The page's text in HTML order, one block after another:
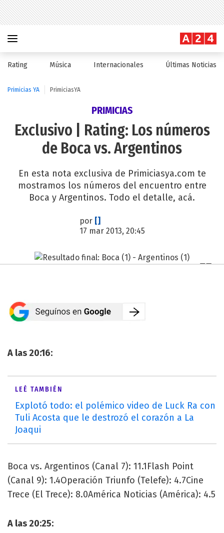
Rating Música Internacionales Últimas Noticias
Primicias YA PrimiciasYA
PRIMICIAS
Exclusivo | Rating: Los números
de Boca vs. Argentinos
En esta nota exclusiva de Primiciasya.com te
mostramos los números del encuentro entre
Boca y Argentinos. Todo el detalle, acá.
por []
17 mar 2013, 20:45
A las 20:16:
LEÉ TAMBIÉN
Explotó todo: el polémico video de Luck Ra con
Tuli Acosta que le destrozó el corazón a La
Joaqui
Boca vs. Argentinos (Canal 7): 11.1Flash Point
(Canal 9): 1.4Operación Triunfo (Telefe): 4.7Cine
Trece (El Trece): 8.0América Noticias (América): 4.5
A las 20:25: